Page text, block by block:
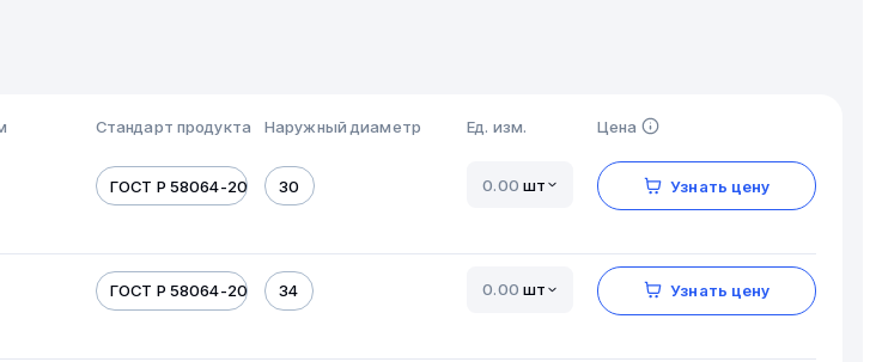
Стандарт продукта Наружный диаметр Ед. изм. Цена
ГОСТ Р 58064-2018 30 шт Узнать цену
ГОСТ Р 58064-2018 34 шт Узнать цену